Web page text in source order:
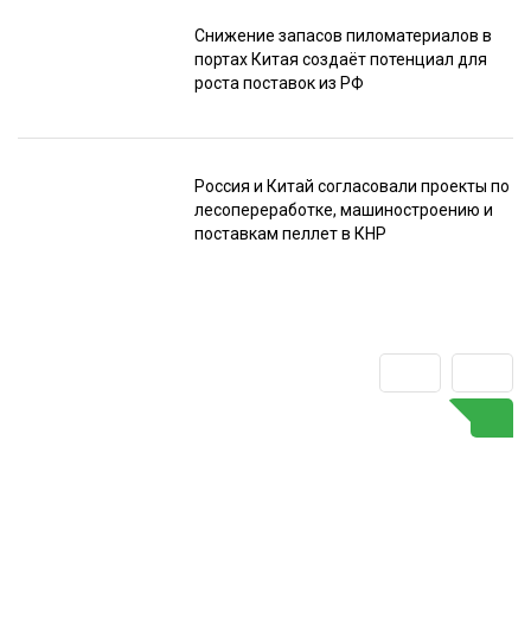
Снижение запасов пиломатериалов в
портах Китая создаёт потенциал для
роста поставок из РФ
Россия и Китай согласовали проекты по
лесопереработке, машиностроению и
поставкам пеллет в КНР